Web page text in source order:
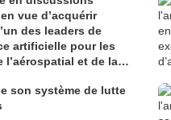
vue d’acquérir
des leaders de
artificielle pour les
l’aérospatial et de la
son système de lutte